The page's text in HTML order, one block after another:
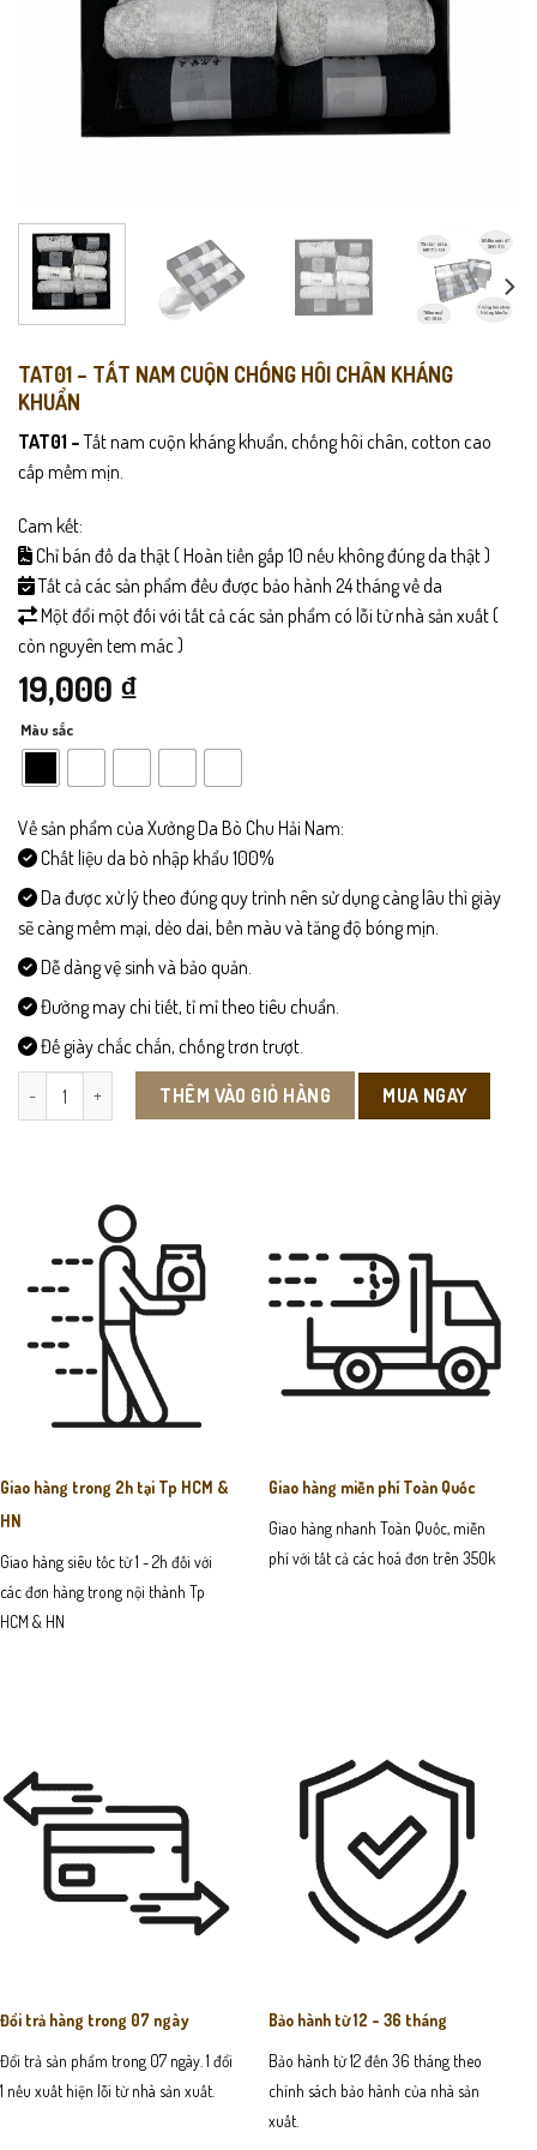
TAT01 – TẤT NAM CUỘN CHỐNG HÔI CHÂN KHÁNG
KHUẨN
TAT01 –Tất nam cuộn kháng khuẩn, chống hôi chân, cotton cao
cấp mềm mịn.
Cam kết:
Chỉ bán đồ da thật ( Hoàn tiền gấp 10 nếu không đúng da thật )
Tất cả các sản phẩm đều được bảo hành 24 tháng về da
Một đổi một đối với tất cả các sản phẩm có lỗi từ nhà sản xuất (
còn nguyên tem mác )
19,000 ₫
Màu sắc
Về sản phẩm của Xưởng Da Bò Chu Hải Nam:
Chất liệu da bò nhập khẩu 100%
Da được xử lý theo đúng quy trình nên sử dụng càng lâu thì giày
sẽ càng mềm mại, dẻo dai, bền màu và tăng độ bóng mịn.
Dễ dàng vệ sinh và bảo quản.
Đường may chi tiết, tỉ mỉ theo tiêu chuẩn.
Đế giày chắc chắn, chống trơn trượt.
TAT01 - Tất Nam Cuộn Chống Hôi Chân Kháng Khuẩn số lượng
THÊM VÀO GIỎ HÀNG MUA NGAY
Giao hàng trong 2h tại Tp HCM &
HN
Giao hàng siêu tốc từ 1 - 2h đối với
các đơn hàng trong nội thành Tp
HCM & HN
Giao hàng miễn phí Toàn Quốc
Giao hàng nhanh Toàn Quốc, miễn
phí với tất cả các hoá đơn trên 350k
Đổi trả hàng trong 07 ngày
Đổi trả sản phẩm trong 07 ngày. 1 đổi
1 nếu xuất hiện lỗi từ nhà sản xuất.
Bảo hành từ 12 - 36 tháng
Bảo hành từ 12 đến 36 tháng theo
chính sách bảo hành của nhà sản
xuất.